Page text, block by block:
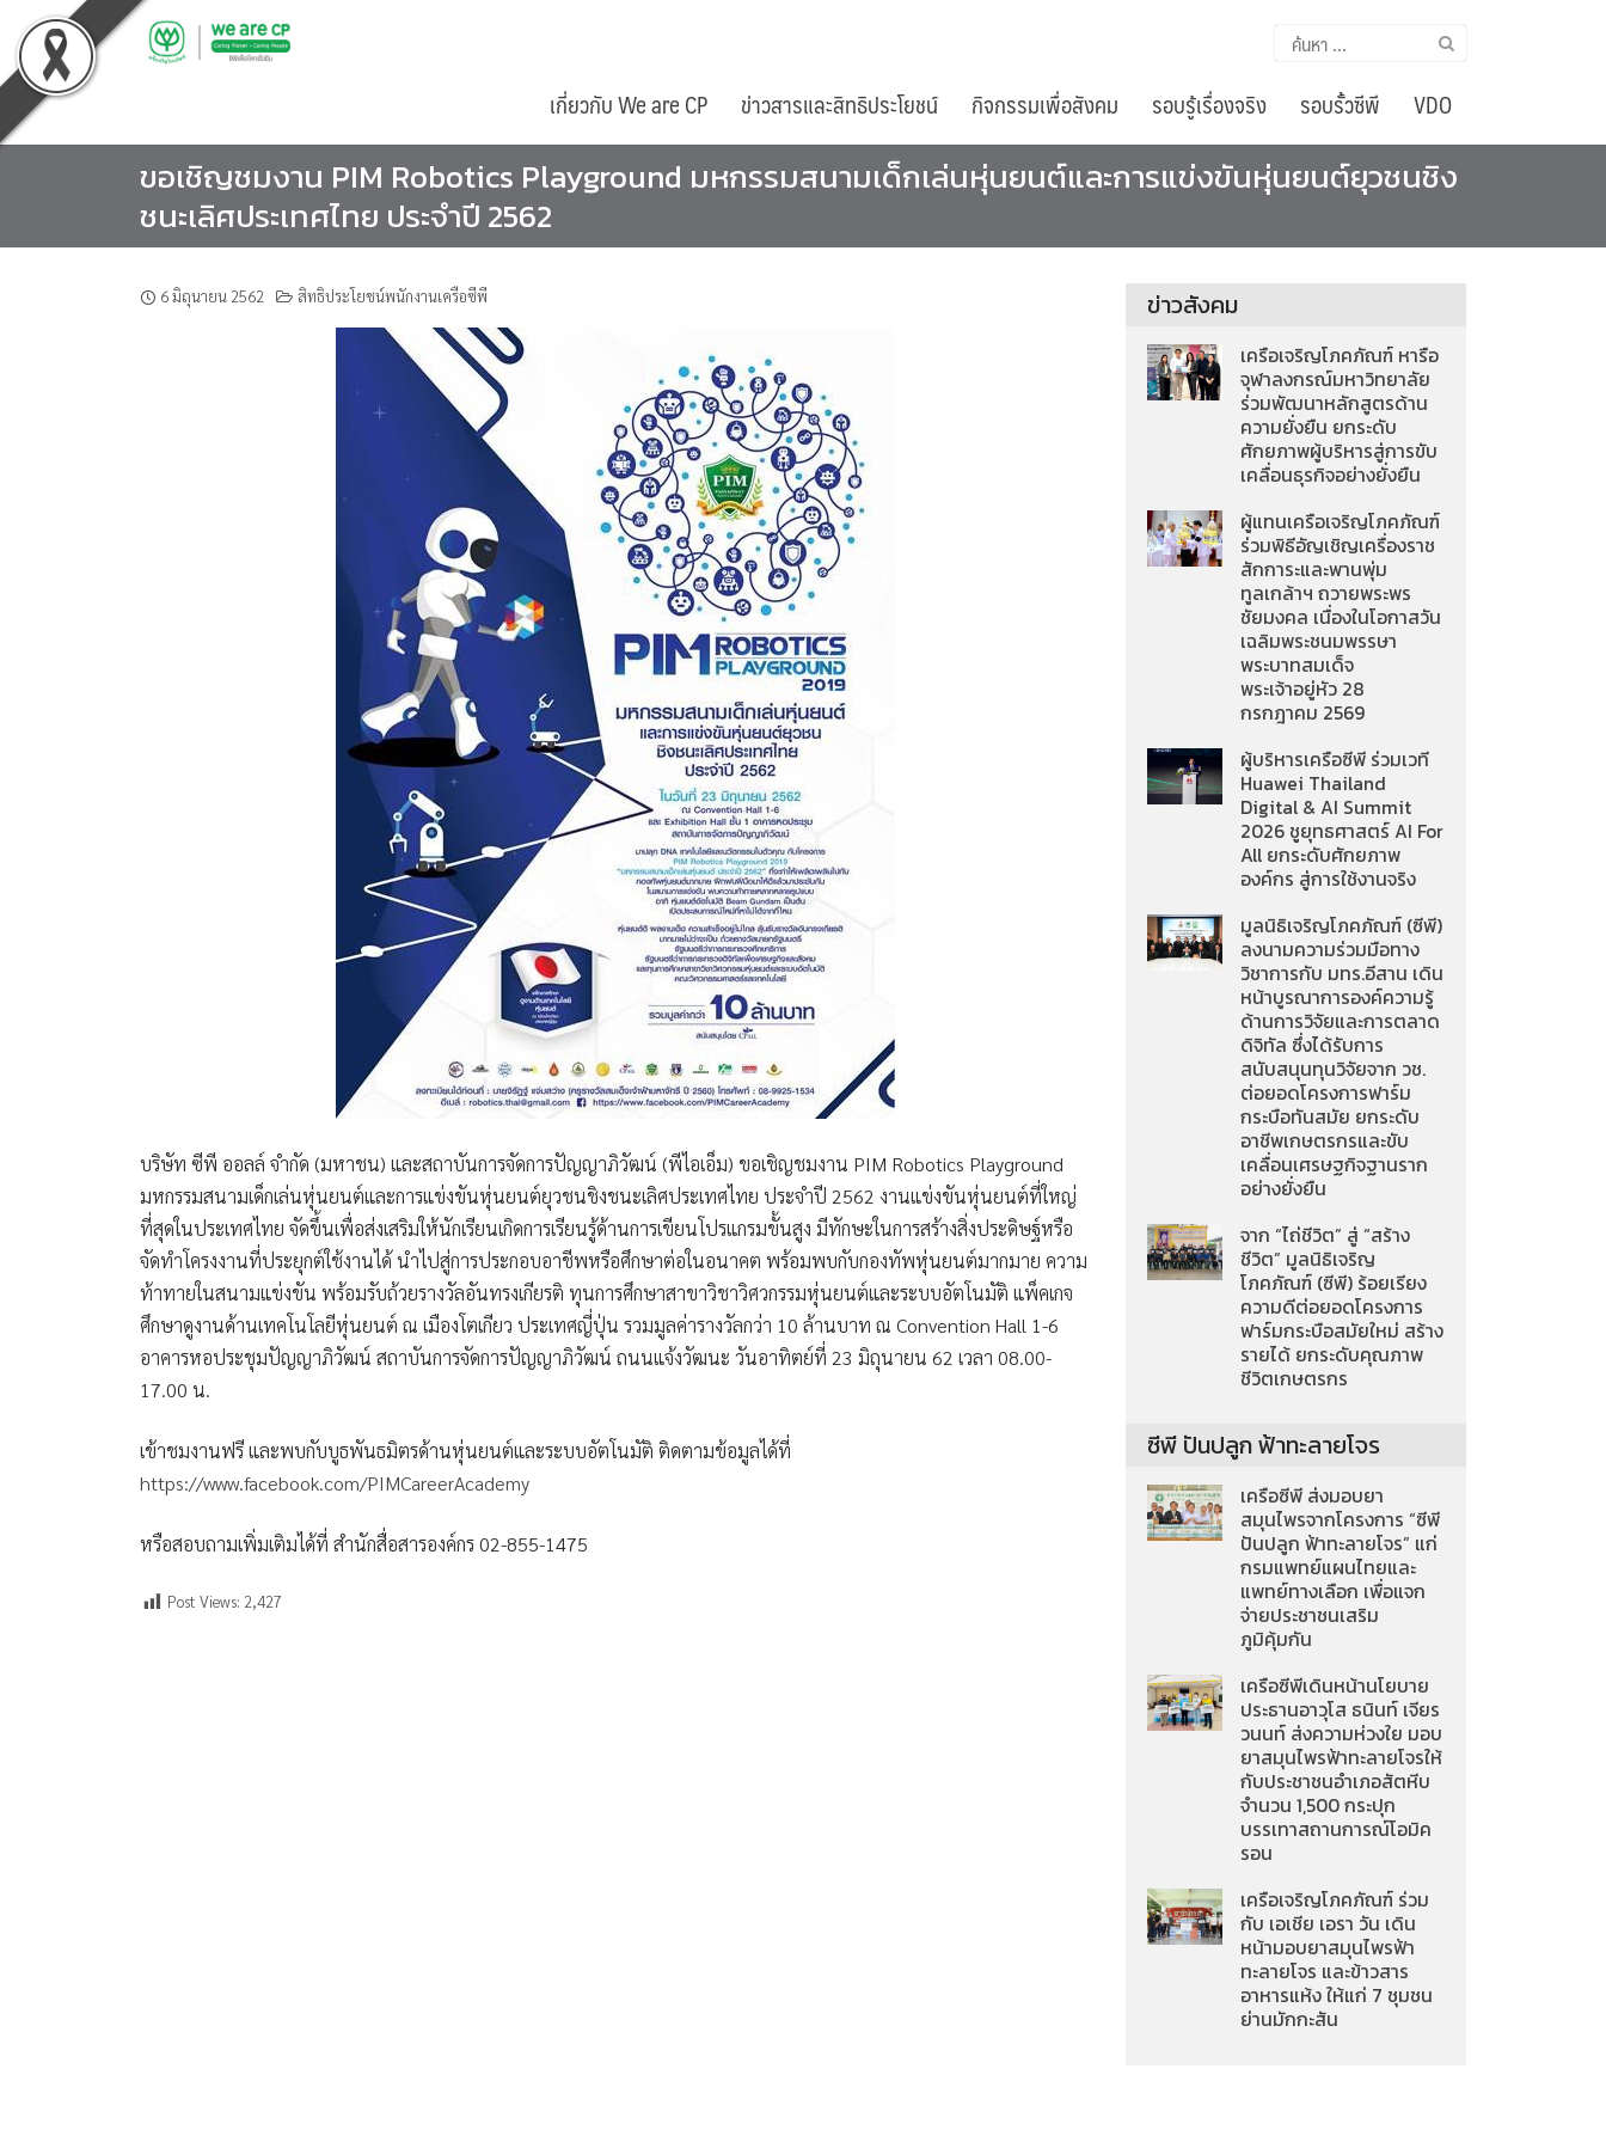
to
content
ค้นหา
เกี่ยวกับ We are CP ข่าวสารและสิทธิประโยชน์ กิจกรรมเพื่อสังคม รอบรู้เรื่องจริง รอบรั้วซีพี VDO
ขอเชิญชมงาน PIM Robotics Playground มหกรรมสนามเด็กเล่นหุ่นยนต์และการแข่งขันหุ่นยนต์ยุวชนชิง
ชนะเลิศประเทศไทย ประจำปี 2562
6 มิถุนายน 2562 สิทธิประโยชน์พนักงานเครือซีพี
บริษัท ซีพี ออลล์ จำกัด (มหาชน) และสถาบันการจัดการปัญญาภิวัฒน์ (พีไอเอ็ม) ขอเชิญชมงาน PIM Robotics Playground
มหกรรมสนามเด็กเล่นหุ่นยนต์และการแข่งขันหุ่นยนต์ยุวชนชิงชนะเลิศประเทศไทย ประจำปี 2562 งานแข่งขันหุ่นยนต์ที่ใหญ่
ที่สุดในประเทศไทย จัดขึ้นเพื่อส่งเสริมให้นักเรียนเกิดการเรียนรู้ด้านการเขียนโปรแกรมขั้นสูง มีทักษะในการสร้างสิ่งประดิษฐ์หรือ
จัดทำโครงงานที่ประยุกต์ใช้งานได้ นำไปสู่การประกอบอาชีพหรือศึกษาต่อในอนาคต พร้อมพบกับกองทัพหุ่นยนต์มากมาย ความ
ท้าทายในสนามแข่งขัน พร้อมรับถ้วยรางวัลอันทรงเกียรติ ทุนการศึกษาสาขาวิชาวิศวกรรมหุ่นยนต์และระบบอัตโนมัติ แพ็คเกจ
ศึกษาดูงานด้านเทคโนโลยีหุ่นยนต์ ณ เมืองโตเกียว ประเทศญี่ปุ่น รวมมูลค่ารางวัลกว่า 10 ล้านบาท ณ Convention Hall 1-6
อาคารหอประชุมปัญญาภิวัฒน์ สถาบันการจัดการปัญญาภิวัฒน์ ถนนแจ้งวัฒนะ วันอาทิตย์ที่ 23 มิถุนายน 62 เวลา 08.00-
17.00 น.
เข้าชมงานฟรี และพบกับบูธพันธมิตรด้านหุ่นยนต์และระบบอัตโนมัติ ติดตามข้อมูลได้ที่
https://www.facebook.com/PIMCareerAcademy
หรือสอบถามเพิ่มเติมได้ที่ สำนักสื่อสารองค์กร 02-855-1475
Post Views: 2,427
ข่าวสังคม
เครือเจริญโภคภัณฑ์ หารือ
จุฬาลงกรณ์มหาวิทยาลัย
ร่วมพัฒนาหลักสูตรด้าน
ความยั่งยืน ยกระดับ
ศักยภาพผู้บริหารสู่การขับ
เคลื่อนธุรกิจอย่างยั่งยืน
ผู้แทนเครือเจริญโภคภัณฑ์
ร่วมพิธีอัญเชิญเครื่องราช
สักการะและพานพุ่ม
ทูลเกล้าฯ ถวายพระพร
ชัยมงคล เนื่องในโอกาสวัน
เฉลิมพระชนมพรรษา
พระบาทสมเด็จ
พระเจ้าอยู่หัว 28
กรกฎาคม 2569
ผู้บริหารเครือซีพี ร่วมเวที
Huawei Thailand
Digital & AI Summit
2026 ชูยุทธศาสตร์ AI For
All ยกระดับศักยภาพ
องค์กร สู่การใช้งานจริง
มูลนิธิเจริญโภคภัณฑ์ (ซีพี)
ลงนามความร่วมมือทาง
วิชาการกับ มทร.อีสาน เดิน
หน้าบูรณาการองค์ความรู้
ด้านการวิจัยและการตลาด
ดิจิทัล ซึ่งได้รับการ
สนับสนุนทุนวิจัยจาก วช.
ต่อยอดโครงการฟาร์ม
กระบือทันสมัย ยกระดับ
อาชีพเกษตรกรและขับ
เคลื่อนเศรษฐกิจฐานราก
อย่างยั่งยืน
จาก “ไถ่ชีวิต” สู่ “สร้าง
ชีวิต” มูลนิธิเจริญ
โภคภัณฑ์ (ซีพี) ร้อยเรียง
ความดีต่อยอดโครงการ
ฟาร์มกระบือสมัยใหม่ สร้าง
รายได้ ยกระดับคุณภาพ
ชีวิตเกษตรกร
ซีพี ปันปลูก ฟ้าทะลายโจร
เครือซีพี ส่งมอบยา
สมุนไพรจากโครงการ “ซีพี
ปันปลูก ฟ้าทะลายโจร” แก่
กรมแพทย์แผนไทยและ
แพทย์ทางเลือก เพื่อแจก
จ่ายประชาชนเสริม
ภูมิคุ้มกัน
เครือซีพีเดินหน้านโยบาย
ประธานอาวุโส ธนินท์ เจียร
วนนท์ ส่งความห่วงใย มอบ
ยาสมุนไพรฟ้าทะลายโจรให้
กับประชาชนอำเภอสัตหีบ
จำนวน 1,500 กระปุก
บรรเทาสถานการณ์โอมิค
รอน
เครือเจริญโภคภัณฑ์ ร่วม
กับ เอเชีย เอรา วัน เดิน
หน้ามอบยาสมุนไพรฟ้า
ทะลายโจร และข้าวสาร
อาหารแห้ง ให้แก่ 7 ชุมชน
ย่านมักกะสัน